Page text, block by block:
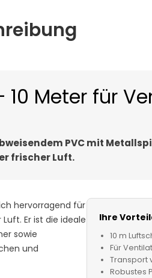
Meter für
PVC mit
frischer Luft.
hervorragend für
Er ist die ideale
sowie
und
Ihre
10 m
Für
Transport
Robustes